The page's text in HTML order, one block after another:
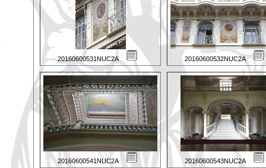
20160600531NUC2A 20160600532NUC2A
20160600541NUC2A 20160600543NUC2A